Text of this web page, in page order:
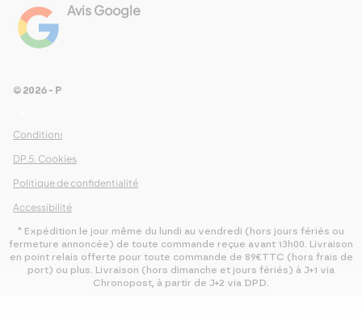
Avis Google
Conditions Générales de Ventes
DP.5. Cookies
Politique de confidentialité
Accessibilité
© 2026 - Pour Les Gourmets
* Expédition le jour même du lundi au vendredi (hors jours fériés ou
fermeture annoncée) de toute commande reçue avant 13h00. Livraison
en point relais offerte pour toute commande de 89€TTC (hors frais de
port) ou plus. Livraison (hors dimanche et jours fériés) à J+1 via
Chronopost, à partir de J+2 via DPD.